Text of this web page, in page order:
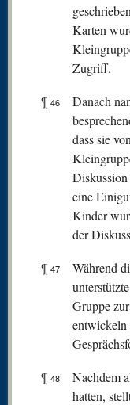
Karten
Zugriff.
¶ 46
Danach
dass sie
eine
Kinder
der
¶ 47
Während
Gruppe
entwickeln
¶ 48
Nachdem
hatten,